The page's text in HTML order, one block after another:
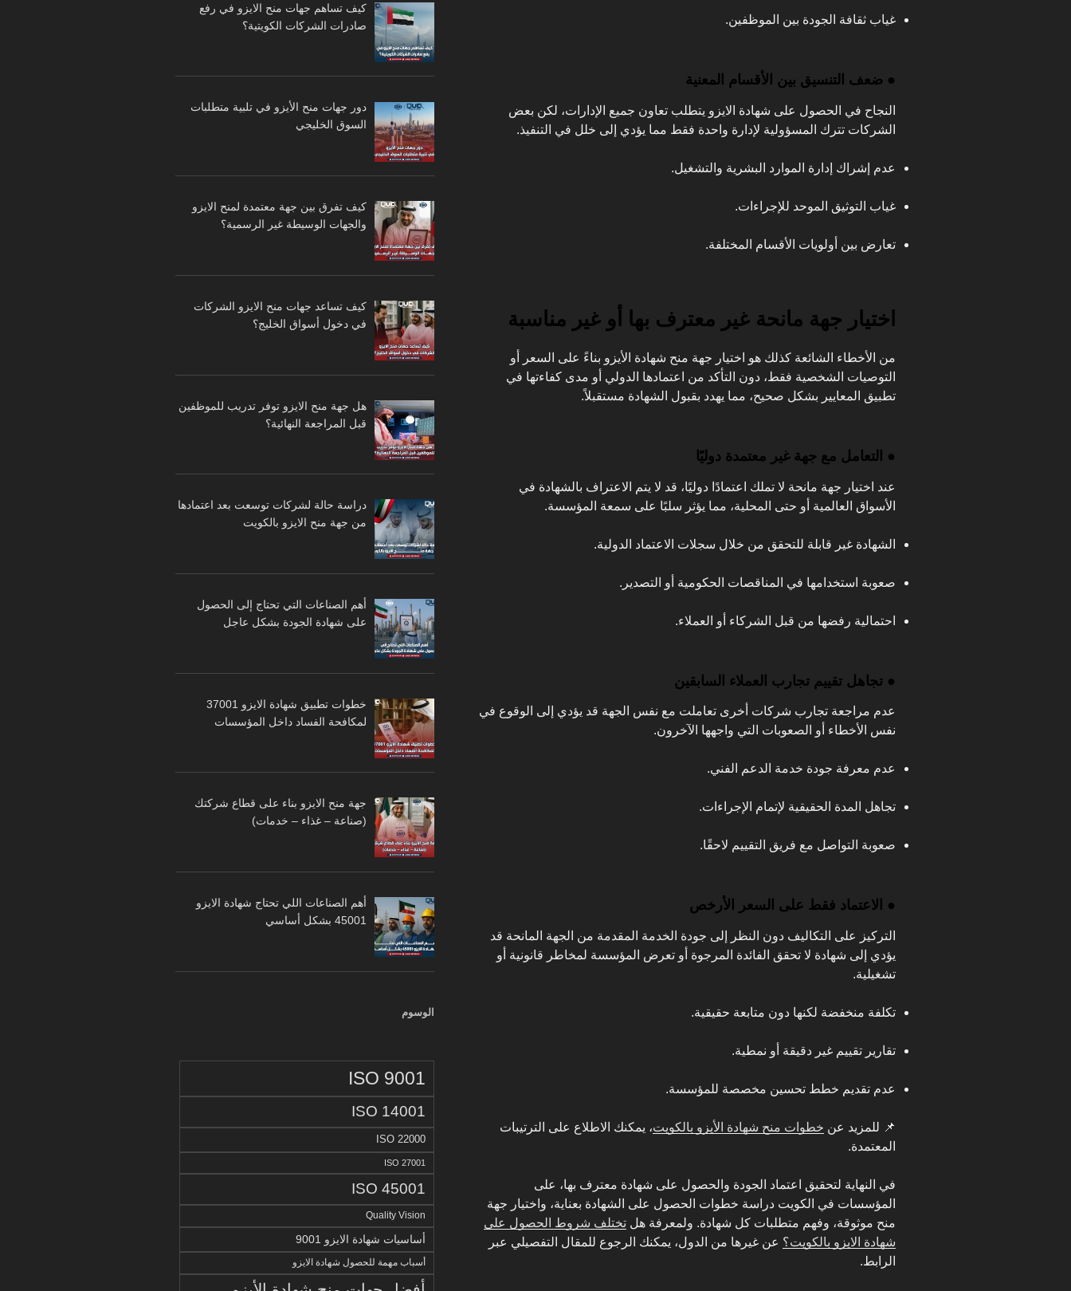
غياب ثقافة الجودة بين الموظفين.
● ضعف التنسيق بين الأقسام المعنية
النجاح في الحصول على شهادة الايزو يتطلب تعاون جميع الإدارات، لكن بعض
الشركات تترك المسؤولية لإدارة واحدة فقط مما يؤدي إلى خلل في التنفيذ.
عدم إشراك إدارة الموارد البشرية والتشغيل.
غياب التوثيق الموحد للإجراءات.
تعارض بين أولويات الأقسام المختلفة.
اختيار جهة مانحة غير معترف بها أو غير مناسبة
من الأخطاء الشائعة كذلك هو اختيار جهة منح شهادة الأيزو بناءً على السعر أو
التوصيات الشخصية فقط، دون التأكد من اعتمادها الدولي أو مدى كفاءتها في
تطبيق المعايير بشكل صحيح، مما يهدد بقبول الشهادة مستقبلاً.
● التعامل مع جهة غير معتمدة دوليًا
عند اختيار جهة مانحة لا تملك اعتمادًا دوليًا، قد لا يتم الاعتراف بالشهادة في
الأسواق العالمية أو حتى المحلية، مما يؤثر سلبًا على سمعة المؤسسة.
الشهادة غير قابلة للتحقق من خلال سجلات الاعتماد الدولية.
صعوبة استخدامها في المناقصات الحكومية أو التصدير.
احتمالية رفضها من قبل الشركاء أو العملاء.
● تجاهل تقييم تجارب العملاء السابقين
عدم مراجعة تجارب شركات أخرى تعاملت مع نفس الجهة قد يؤدي إلى الوقوع في
نفس الأخطاء أو الصعوبات التي واجهها الآخرون.
عدم معرفة جودة خدمة الدعم الفني.
تجاهل المدة الحقيقية لإتمام الإجراءات.
صعوبة التواصل مع فريق التقييم لاحقًا.
● الاعتماد فقط على السعر الأرخص
التركيز على التكاليف دون النظر إلى جودة الخدمة المقدمة من الجهة المانحة قد
يؤدي إلى شهادة لا تحقق الفائدة المرجوة أو تعرض المؤسسة لمخاطر قانونية أو
تشغيلية.
تكلفة منخفضة لكنها دون متابعة حقيقية.
تقارير تقييم غير دقيقة أو نمطية.
عدم تقديم خطط تحسين مخصصة للمؤسسة.
📌 للمزيد عن خطوات منح شهادة الأيزو بالكويت، يمكنك الاطلاع على الترتيبات
المعتمدة.
في النهاية لتحقيق اعتماد الجودة والحصول على شهادة معترف بها، على
المؤسسات في الكويت دراسة خطوات الحصول على الشهادة بعناية، واختيار جهة
منح موثوقة، وفهم متطلبات كل شهادة. ولمعرفة هل تختلف شروط الحصول على
شهادة الايزو بالكويت؟ عن غيرها من الدول، يمكنك الرجوع للمقال التفصيلي عبر
الرابط.
كيف تساهم جهات منح الايزو في رفع
صادرات الشركات الكويتية؟
دور جهات منح الأيزو في تلبية متطلبات
السوق الخليجي
كيف تفرق بين جهة معتمدة لمنح الايزو
والجهات الوسيطة غير الرسمية؟
كيف تساعد جهات منح الايزو الشركات
في دخول أسواق الخليج؟
هل جهة منح الايزو توفر تدريب للموظفين
قبل المراجعة النهائية؟
دراسة حالة لشركات توسعت بعد اعتمادها
من جهة منح الايزو بالكويت
أهم الصناعات التي تحتاج إلى الحصول
على شهادة الجودة بشكل عاجل
خطوات تطبيق شهادة الايزو 37001
لمكافحة الفساد داخل المؤسسات
جهة منح الايزو بناء على قطاع شركتك
(صناعة – غذاء – خدمات)
أهم الصناعات اللي تحتاج شهادة الايزو
45001 بشكل أساسي
الوسوم
ISO 9001
ISO 14001
ISO 22000
ISO 27001
ISO 45001
Quality Vision
أساسيات شهادة الايزو 9001
أسباب مهمة للحصول شهادة الايزو